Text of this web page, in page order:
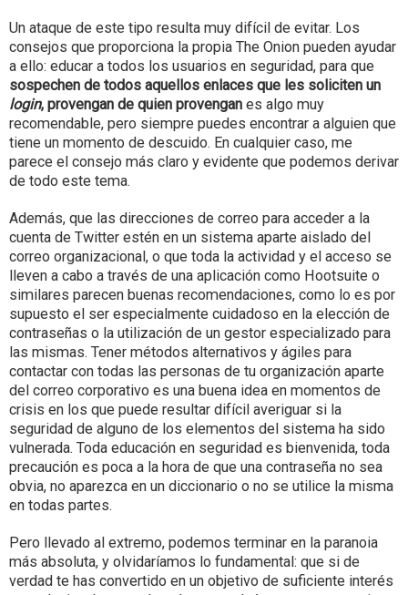
Un ataque de este tipo resulta muy difícil de evitar. Los
consejos que proporciona la propia The Onion pueden ayudar
a ello: educar a todos los usuarios en seguridad, para que
sospechen de todos aquellos enlaces que les soliciten un
login, provengan de quien provengan es algo muy
recomendable, pero siempre puedes encontrar a alguien que
tiene un momento de descuido. En cualquier caso, me
parece el consejo más claro y evidente que podemos derivar
de todo este tema.
Además, que las direcciones de correo para acceder a la
cuenta de Twitter estén en un sistema aparte aislado del
correo organizacional, o que toda la actividad y el acceso se
lleven a cabo a través de una aplicación como Hootsuite o
similares parecen buenas recomendaciones, como lo es por
supuesto el ser especialmente cuidadoso en la elección de
contraseñas o la utilización de un gestor especializado para
las mismas. Tener métodos alternativos y ágiles para
contactar con todas las personas de tu organización aparte
del correo corporativo es una buena idea en momentos de
crisis en los que puede resultar difícil averiguar si la
seguridad de alguno de los elementos del sistema ha sido
vulnerada. Toda educación en seguridad es bienvenida, toda
precaución es poca a la hora de que una contraseña no sea
obvia, no aparezca en un diccionario o no se utilice la misma
en todas partes.
Pero llevado al extremo, podemos terminar en la paranoia
más absoluta, y olvidaríamos lo fundamental: que si de
verdad te has convertido en un objetivo de suficiente interés